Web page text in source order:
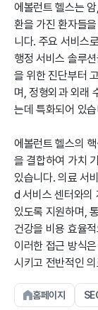
에볼런트 헬스는
환을 가진 환자들
니다. 주요 서비스
행정 서비스 솔루
을 위한 진단부터
며, 정형외과 외래
는데 특화되어 있
에볼런트 헬스의
을 결합하여 가치
있습니다. 의료 서
d 서비스 센터와의
있도록 지원하며,
건강을 비용 효율
이러한 접근 방식
시키고 전반적인
홈페이지